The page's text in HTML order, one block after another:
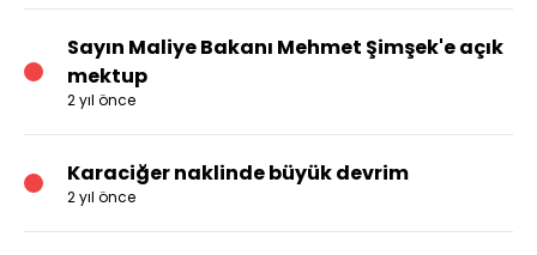
Sayın Maliye Bakanı Mehmet Şimşek'e açık
mektup
2 yıl önce
Karaciğer naklinde büyük devrim
2 yıl önce